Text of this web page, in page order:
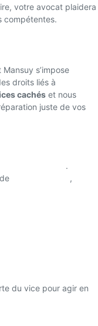
votre avocat plaidera
compétentes.
s’impose
droits liés à
cachés et nous
juste de vos
.
,
du vice pour agir en